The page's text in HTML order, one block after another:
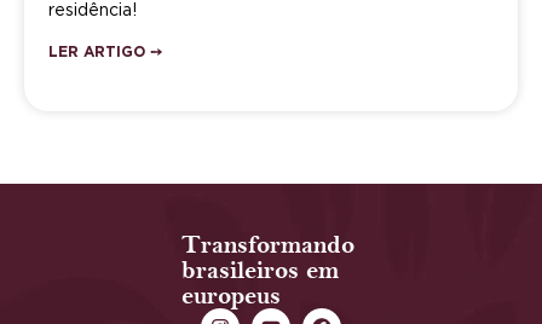
residência!
LER ARTIGO ➙
Transformando
brasileiros em
europeus